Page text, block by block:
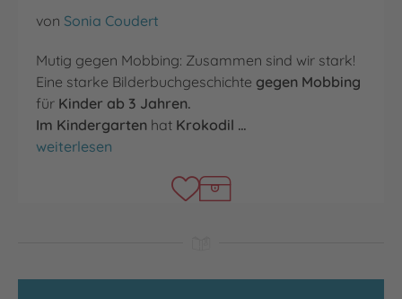
von Sonia Coudert
Mutig gegen Mobbing: Zusammen sind wir stark!
Eine starke Bilderbuchgeschichte gegen Mobbing
für Kinder ab 3 Jahren.
Im Kindergarten hat Krokodil …
Na und?
weiterlesen